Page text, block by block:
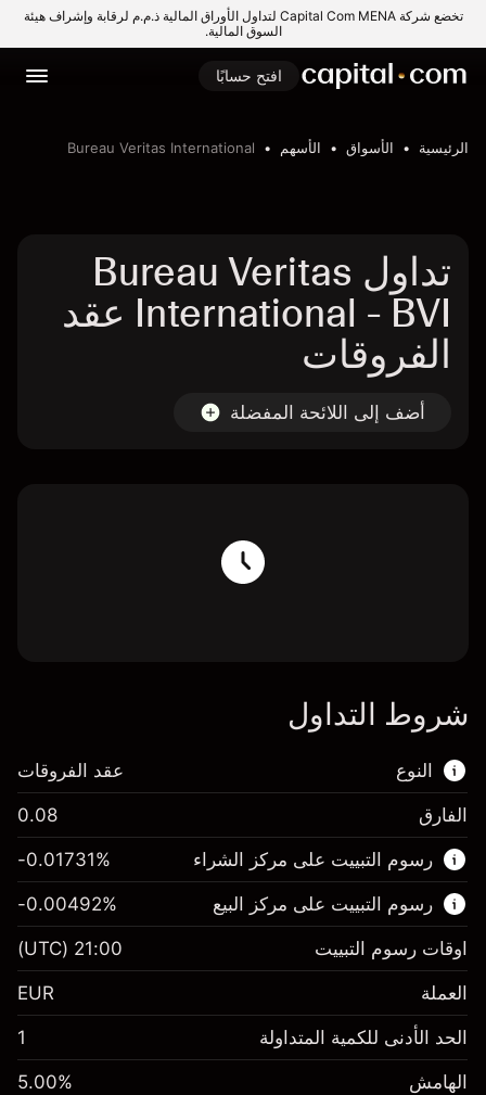
تخضع شركة Capital Com MENA لتداول الأوراق المالية ذ.م.م لرقابة وإشراف هيئة
السوق المالية.
افتح حسابًا
الرئيسية الأسواق الأسهم Bureau Veritas International
تداول Bureau Veritas
International - BVI عقد
الفروقات
أضف إلى اللائحة المفضلة
شروط التداول
النوع
هذا السوق المالي متاح للتداول من خلال عقود
الفروقات.
اعرف المزيد عن:
عقود الفروقات
عقد الفروقات
الفارق 0.08
رسوم التبييت على مركز الشراء
الهامش. استثمارك €1,000.00
-0.017307
%
-0.01731%
رسوم التبييت على مركز البيع
الهامش. استثمارك €1,000.00
-0.00492%
اوقات رسوم التبييت 21:00
(UTC)
العملة EUR
الحد الأدنى للكمية المتداولة 1
الهامش 5.00%